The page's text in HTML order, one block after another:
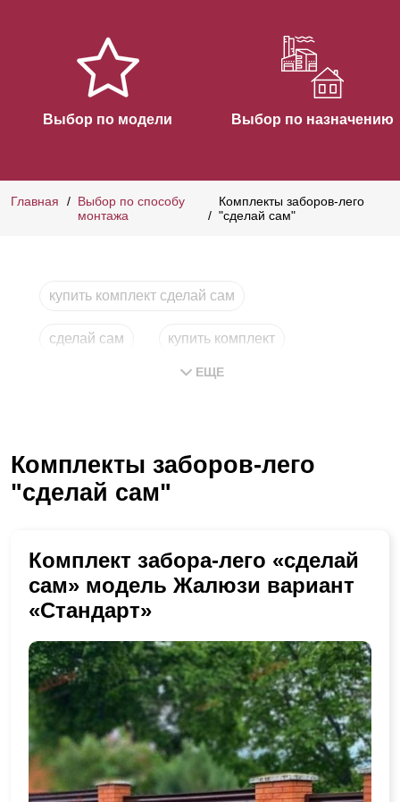
Выбор по модели Выбор по назначению
Главная
Выбор по способу
монтажа
Комплекты заборов-лего
"сделай сам"
купить комплект сделай сам
сделай сам купить комплект
комплекты
ЕЩЕ
Комплекты заборов-лего
"сделай сам"
Комплект забора-лего «сделай
сам» модель Жалюзи вариант
«Стандарт»